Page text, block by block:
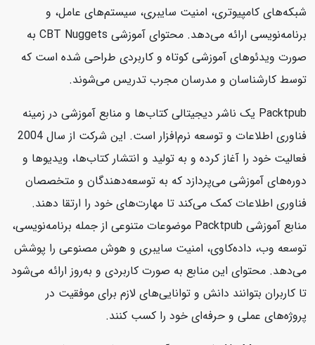
شبکه‌های کامپیوتری، امنیت سایبری، سیستم‌های عامل، و
برنامه‌نویسی ارائه می‌دهد. محتوای آموزشی CBT Nuggets به
صورت ویدئوهای آموزشی کوتاه و کاربردی طراحی شده است که
توسط کارشناسان و مدرسان مجرب تدریس می‌شوند.
Packtpub یک ناشر دیجیتالی کتاب‌ها و منابع آموزشی در زمینه
فناوری اطلاعات و توسعه نرم‌افزار است. این شرکت از سال 2004
فعالیت خود را آغاز کرده و به تولید و انتشار کتاب‌ها، ویدیوها و
دوره‌های آموزشی می‌پردازد که به توسعه‌دهندگان و متخصصان
فناوری اطلاعات کمک می‌کند تا مهارت‌های خود را ارتقا دهند.
منابع آموزشی Packtpub موضوعات متنوعی از جمله برنامه‌نویسی،
توسعه وب، داده‌کاوی، امنیت سایبری و هوش مصنوعی را پوشش
می‌دهد. محتوای این منابع به صورت کاربردی و به‌روز ارائه می‌شود
تا کاربران بتوانند دانش و توانایی‌های لازم برای موفقیت در
پروژه‌های عملی و حرفه‌ای خود را کسب کنند.